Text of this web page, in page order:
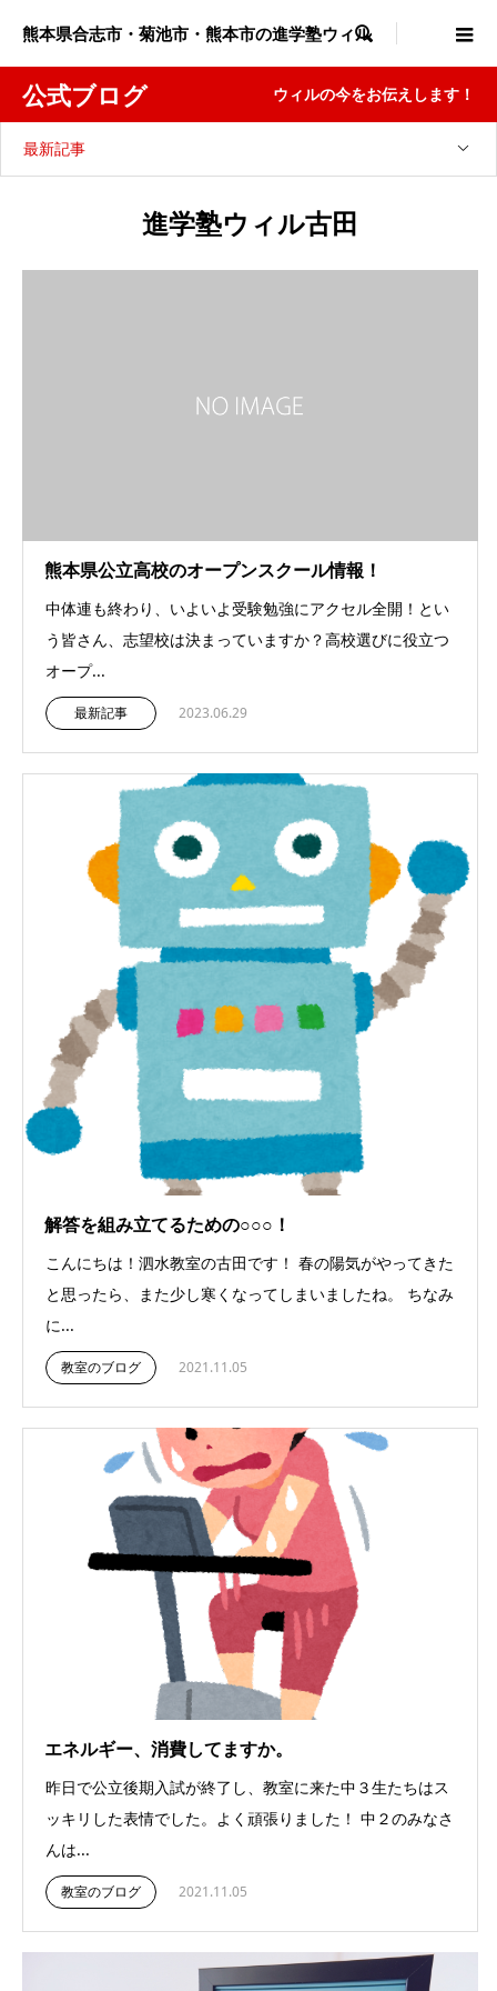
熊本県合志市・菊池市・熊本市の進学塾ウィル

公式ブログ ウィルの今をお伝えします！
最新記事
進学塾ウィル古田
熊本県公立高校のオープンスクール情報！
中体連も終わり、いよいよ受験勉強にアクセル全開！とい
う皆さん、志望校は決まっていますか？高校選びに役立つ
オープ...
最新記事 2023.06.29
解答を組み立てるための○○○！
こんにちは！泗水教室の古田です！ 春の陽気がやってきた
と思ったら、また少し寒くなってしまいましたね。 ちなみ
に...
教室のブログ 2021.11.05
エネルギー、消費してますか。
昨日で公立後期入試が終了し、教室に来た中３生たちはス
ッキリした表情でした。よく頑張りました！ 中２のみなさ
んは...
教室のブログ 2021.11.05